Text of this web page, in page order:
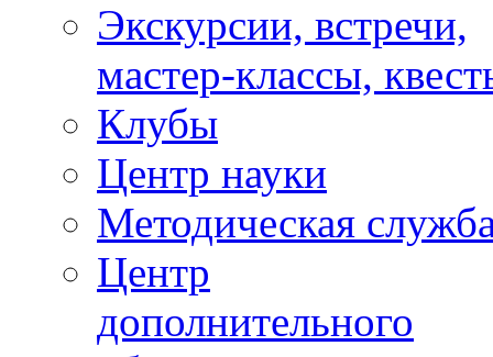
Экскурсии, встречи,
мастер-классы,
Клубы
Центр науки
Методическая
Центр
дополнительного